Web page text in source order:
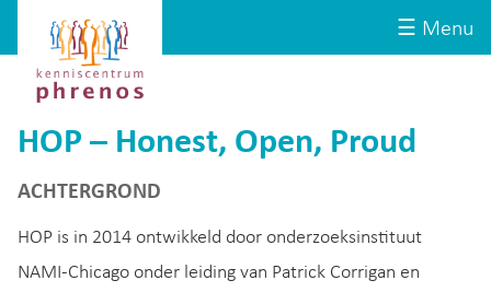
☰ Menu
Kenniscentrum
Phrenos
website
HOP – Honest, Open, Proud
ACHTERGROND
HOP is in 2014 ontwikkeld door onderzoeksinstituut
NAMI-Chicago onder leiding van Patrick Corrigan en